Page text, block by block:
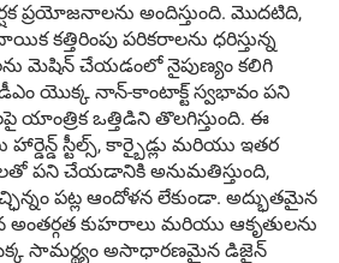
ప్రయోజనాలను అందిస్తుంది. మొదటిది,
కత్తిరింపు పరికరాలను ధరిస్తున్న
మెషిన్ చేయడంలో నైపుణ్యం కలిగి
యొక్క నాన్-కాంటాక్ట్ స్వభావం పని
యాంత్రిక ఒత్తిడిని తొలగిస్తుంది. ఈ
స్టీల్స్, కార్బైడ్లు మరియు ఇతర
పని చేయడానికి అనుమతిస్తుంది,
పట్ల ఆందోళన లేకుండా. అద్భుతమైన
అంతర్గత కుహరాలు మరియు ఆకృతులను
సామర్థ్యం అసాధారణమైన డిజైన్